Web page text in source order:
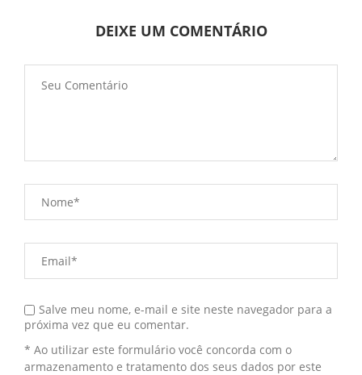
DEIXE UM COMENTÁRIO
Salve meu nome, e-mail e site neste navegador para a
próxima vez que eu comentar.
* Ao utilizar este formulário você concorda com o
armazenamento e tratamento dos seus dados por este